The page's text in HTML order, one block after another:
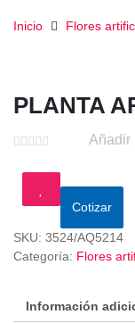
Inicio Flores
PLANTA
Añadir
Cotizar
SKU: 3524/AQ5214
Categoría: Flores
Información